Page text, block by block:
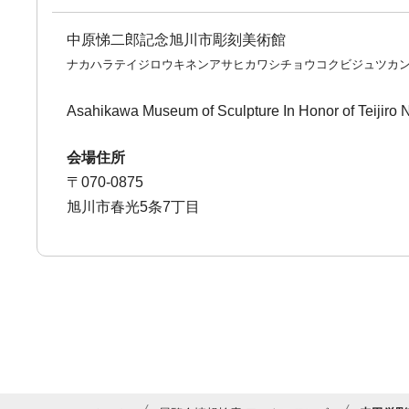
中原悌二郎記念旭川市彫刻美術館
ナカハラテイジロウキネンアサヒカワシチョウコクビジュツカン
Asahikawa Museum of Sculpture In Honor of Teijiro
会場住所
〒070-0875
旭川市春光5条7丁目